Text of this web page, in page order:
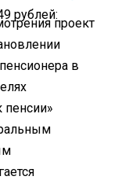
рублей:
проект
в
пенсии»